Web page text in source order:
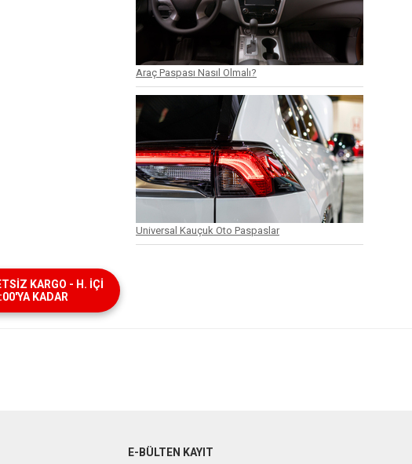
Araç Paspası Nasıl Olmalı?
Universal Kauçuk Oto Paspaslar
KARGO - H. İÇİ
KADAR
E-BÜLTEN KAYIT